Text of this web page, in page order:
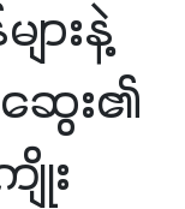
ားနဲ့
ဆွေး၏
း